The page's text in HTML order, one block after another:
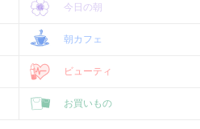
今日の朝
朝カフェ
ビューティ
お買いもの